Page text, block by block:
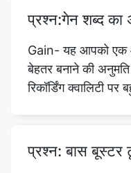
बेहतर बनाने की
रिकॉर्डिंग क्वालिटी
प्रश्न: बास बूस्टर
काफी सरल है।
करनी होगी। आप